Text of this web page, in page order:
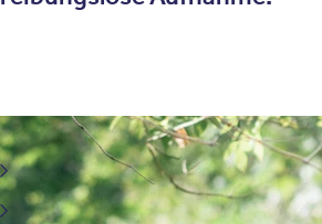
Behandlungsfelder der
Somatoforme Störung und
Migräne